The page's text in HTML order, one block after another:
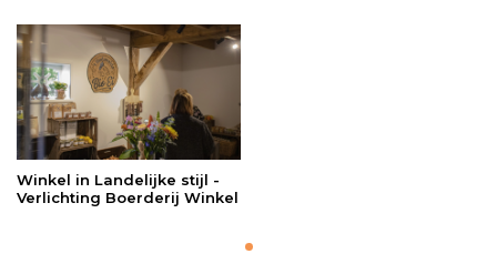
Winkel in Landelijke stijl -
Verlichting Boerderij Winkel